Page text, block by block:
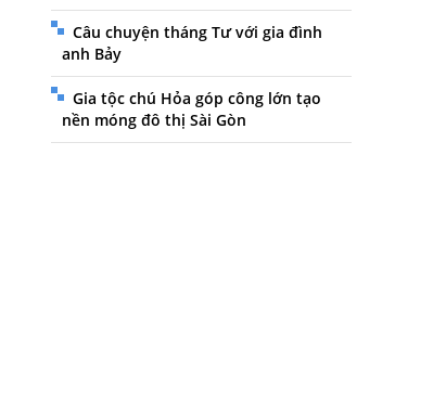
Câu chuyện tháng Tư với gia đình
anh Bảy
Gia tộc chú Hỏa góp công lớn tạo
nền móng đô thị Sài Gòn